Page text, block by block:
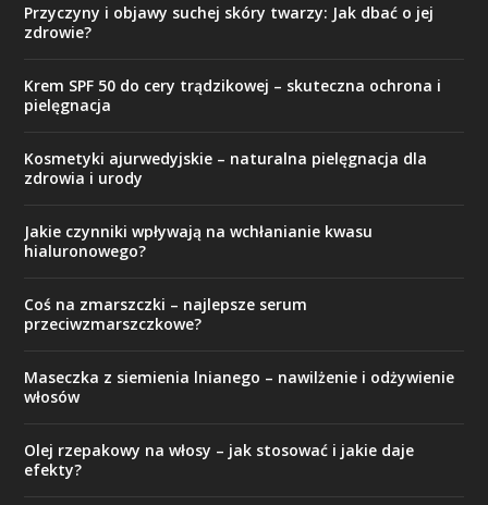
Przyczyny i objawy suchej skóry twarzy: Jak dbać o jej
zdrowie?
Krem SPF 50 do cery trądzikowej – skuteczna ochrona i
pielęgnacja
Kosmetyki ajurwedyjskie – naturalna pielęgnacja dla
zdrowia i urody
Jakie czynniki wpływają na wchłanianie kwasu
hialuronowego?
Coś na zmarszczki – najlepsze serum
przeciwzmarszczkowe?
Maseczka z siemienia lnianego – nawilżenie i odżywienie
włosów
Olej rzepakowy na włosy – jak stosować i jakie daje
efekty?